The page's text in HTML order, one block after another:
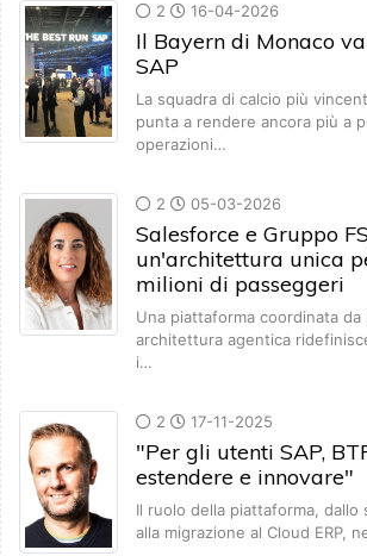
2 16-04-2026
Il Bayern di Monaco
SAP
La squadra di calcio più
punta a rendere ancora più a
operazioni…
2 05-03-2026
Salesforce e Gruppo
un'architettura unica
milioni di passeggeri
Una piattaforma coordinata da
architettura agentica
i…
2 17-11-2025
"Per gli utenti SAP,
estendere e innovare"
Il ruolo della piattaforma, dallo
alla migrazione al Cloud ERP,